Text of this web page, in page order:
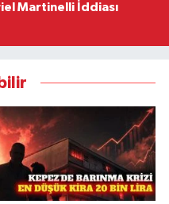
Martinelli İddiası